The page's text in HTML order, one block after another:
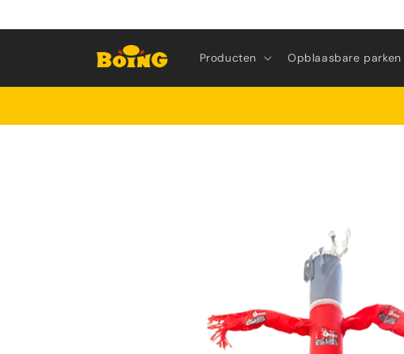
content
Producten Opblaasbare parken